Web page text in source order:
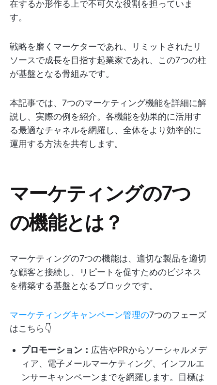
在するか形作る上で不可欠な役割を担っていま
す。
戦略を磨くマーケターであれ、リミットされたリ
ソースで成長を目指す起業家であれ、この7つの柱
が基盤となる骨組みです。
本記事では、7つのマーケティング機能を詳細に解
説し、実際の例を紹介。各機能を効果的に活用す
る最適なチャネルを網羅し、全体をより効率的に
運用する方法を共有します。
マーケティングの7つ
の機能とは？
マーケティングの7つの機能は、適切な製品を適切
な顧客と接続し、リピートを促すためのビジネス
を構築する基盤となるブロックです。
マーケティングキャンペーン管理の7つのフェーズ
はこちら👇
プロモーション： 広告やPRからソーシャルメデ
ィア、電子メールマーケティング、インフルエ
ンサーキャンペーンまでを網羅します。目標は